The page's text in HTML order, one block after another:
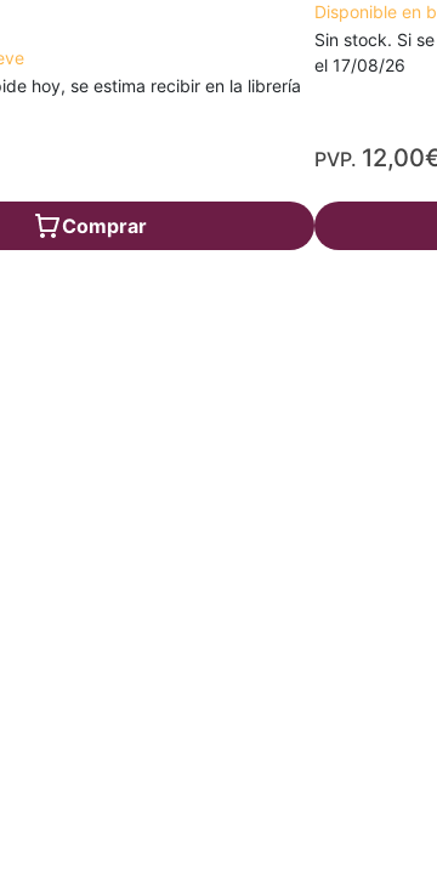
hoy, se estima recibir en la librería
Comprar
Disponible en
Sin stock. Si
el 17/08/26
PVP.